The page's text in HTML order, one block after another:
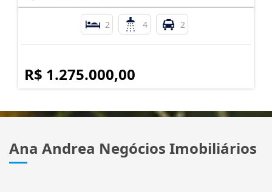
2 4 2
R$ 1.275.000,00
Ana Andrea Negócios Imobiliários